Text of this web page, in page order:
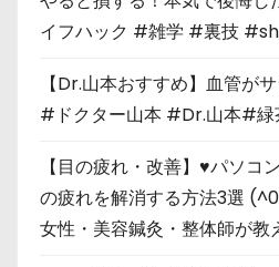
イフハック #雑学 #裏技
【Dr.山本おすすめ】血管が
#ドクター山本 #Dr.山本#緑
【目の疲れ・改善】♥パソコ
の疲れを解消する方法3選
女性・美容鍼灸・整体師が教